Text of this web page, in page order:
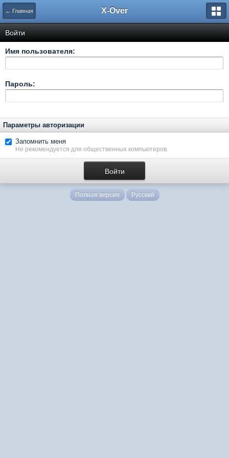
← Главная X-Over
Войти
Имя пользователя:
Пароль:
Параметры авторизации
Запомнить меня
Не рекомендуется для общественных компьютеров.
Полная версия Русский